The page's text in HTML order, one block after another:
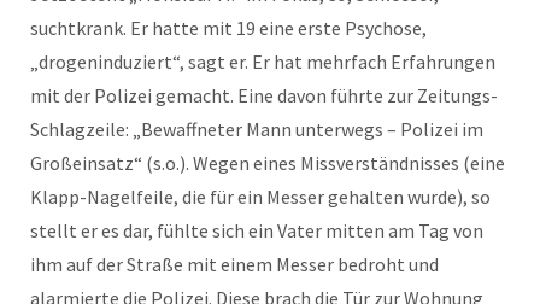
suchtkrank. Er hatte mit 19 eine erste Psychose,
„drogeninduziert“, sagt er. Er hat mehrfach Erfahrungen
mit der Polizei gemacht. Eine davon führte zur Zeitungs-
Schlagzeile: „Bewaffneter Mann unterwegs – Polizei im
Großeinsatz“ (s.o.). Wegen eines Missverständnisses (eine
Klapp-Nagelfeile, die für ein Messer gehalten wurde), so
stellt er es dar, fühlte sich ein Vater mitten am Tag von
ihm auf der Straße mit einem Messer bedroht und
alarmierte die Polizei. Diese brach die Tür zur Wohnung